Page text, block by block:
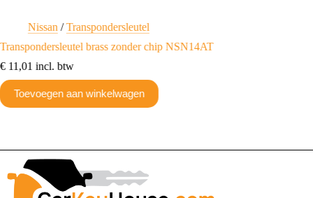
Nissan /Transpondersleutel
Transpondersleutel brass zonder chip NSN14AT
€ 11,01 incl. btw
Toevoegen aan winkelwagen